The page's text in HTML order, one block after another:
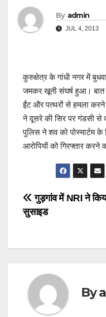
By admin
JUL 4, 2013
कुरुक्षेत्र के गांधी नगर में
जमकर खूनी संघर्ष हुआ। बात
ईंट और पत्थरों से हमला
ने दूसरे की सिर पर गंडसी से
पुलिस ने शव को पोस्मार्टम
आरोपियों को गिरफ्तार करने
Post
navigation
गुड़गांव में NRI ने
सुसाइड
By